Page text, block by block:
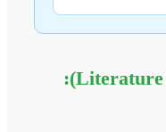
۲. بررسی منابع (Literature Review):